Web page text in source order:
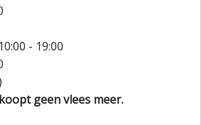
- 19:00
geen vlees meer.